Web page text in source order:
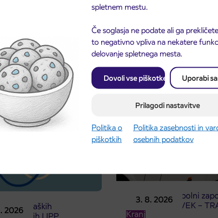
spletnem mestu.
Če soglasja ne podate ali ga
to negativno vpliva na nekatere
delovanje spletnega mesta.
Dovoli vse piškotke Uporabi
Prilagodi nastavitve
Politika o
piškotkih
Politika zasebnosti in
osebnih podatkov
2026 dijaških
3. 8. 2026
Obvestilo o popolni
ceste ČEŠNJEVEK –
Kranj